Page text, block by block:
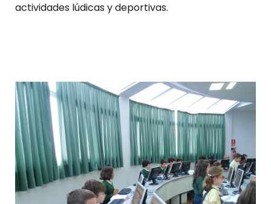
actividades lúdicas y deportivas.